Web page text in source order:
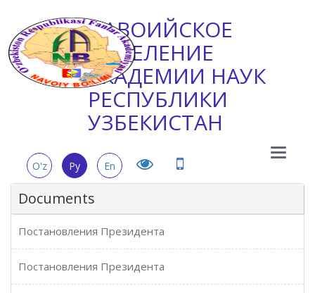
НАВОИЙСКОЕ
ОТДЕЛЕНИЕ
АКАДЕМИИ НАУК
РЕСПУБЛИКИ
УЗБЕКИСТАН
Main
O'z Ру En
Documents
Постановления Президента
Постановления Президента